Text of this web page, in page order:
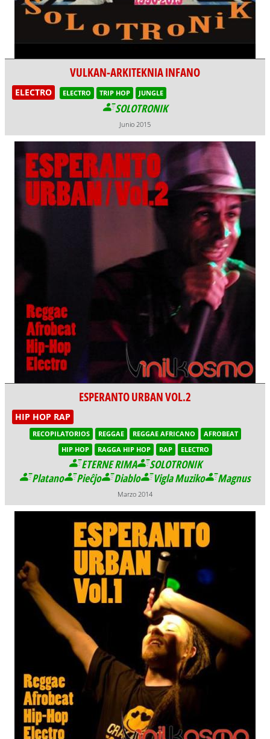
VULKAN-ARKITEKNIA INFANO
ELECTRO ELECTRO TRIP HOP JUNGLE
SOLOTRONIK
Junio 2015
ESPERANTO URBAN VOL.2
HIP HOP RAP
RECOPILATORIOS REGGAE REGGAE AFRICANO
AFROBEAT
HIP HOP
RAGGA HIP HOP RAP ELECTRO
ETERNE RIMA
SOLOTRONIK
Platano
Pieĉjo Diablo Vigla Muziko Magnus
Marzo 2014